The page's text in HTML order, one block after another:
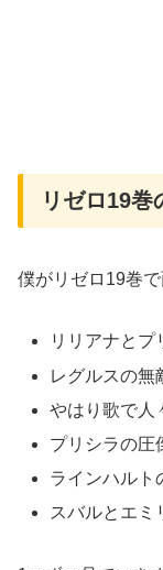
リゼロ19巻
僕がリゼロ19巻
リリアナとプ
レグルスの無
やはり歌で人
プリシラの圧
ラインハルト
スバルとエミ